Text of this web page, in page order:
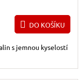
DO KOŠÍKU
s jemnou kyselostí